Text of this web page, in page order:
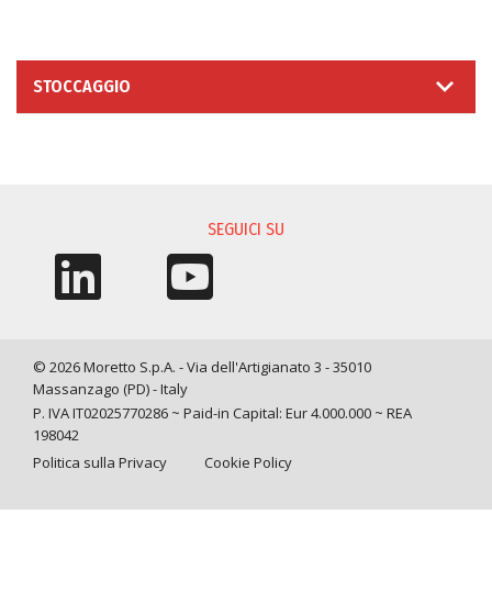
STOCCAGGIO
SEGUICI SU
© 2026 Moretto S.p.A. - Via dell'Artigianato 3 - 35010
Massanzago (PD) - Italy
P. IVA IT02025770286 ~ Paid-in Capital: Eur 4.000.000 ~ REA
198042
Politica sulla Privacy
Cookie Policy